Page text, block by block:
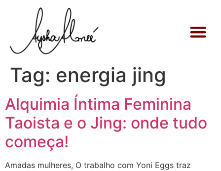
Tag: energia jing
Alquimia Íntima Feminina
Taoista e o Jing: onde tudo
começa!
Amadas mulheres, O trabalho com Yoni Eggs traz